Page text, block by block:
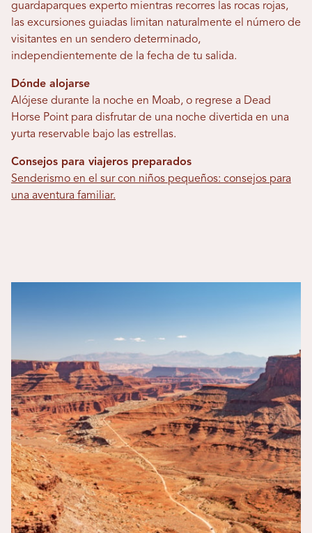
guardaparques experto mientras recorres las rocas rojas,
las excursiones guiadas limitan naturalmente el número de
visitantes en un sendero determinado,
independientemente de la fecha de tu salida.
Dónde alojarse
Alójese durante la noche en Moab, o regrese a Dead
Horse Point para disfrutar de una noche divertida en una
yurta reservable bajo las estrellas.
Consejos para viajeros preparados
Senderismo en el sur con niños pequeños: consejos para
una aventura familiar.